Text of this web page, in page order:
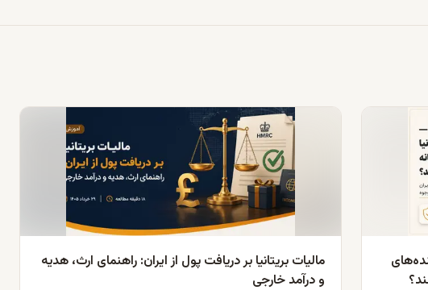
مالیات بریتانیا بر دریافت پول از ایران: راهنمای ارث، هدیه
و درآمد خارجی